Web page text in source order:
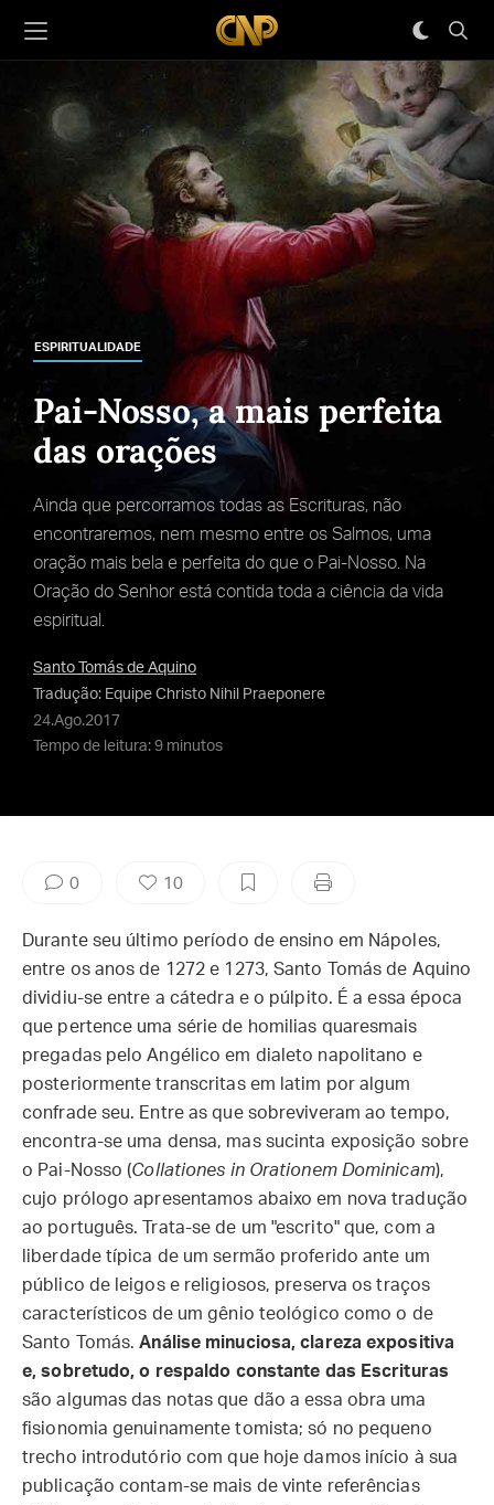
ESPIRITUALIDADE
Pai-Nosso, a mais perfeita
das orações
Ainda que percorramos todas as Escrituras, não
encontraremos, nem mesmo entre os Salmos, uma
oração mais bela e perfeita do que o Pai-Nosso. Na
Oração do Senhor está contida toda a ciência da vida
espiritual.
Santo Tomás de Aquino
Tradução: Equipe Christo Nihil Praeponere
24.Ago.2017
Tempo de leitura: 9 minutos
0 10
Durante seu último período de ensino em Nápoles,
entre os anos de 1272 e 1273, Santo Tomás de Aquino
dividiu-se entre a cátedra e o púlpito. É a essa época
que pertence uma série de homilias quaresmais
pregadas pelo Angélico em dialeto napolitano e
posteriormente transcritas em latim por algum
confrade seu. Entre as que sobreviveram ao tempo,
encontra-se uma densa, mas sucinta exposição sobre
o Pai-Nosso (Collationes in Orationem Dominicam),
cujo prólogo apresentamos abaixo em nova tradução
ao português. Trata-se de um "escrito" que, com a
liberdade típica de um sermão proferido ante um
público de leigos e religiosos, preserva os traços
característicos de um gênio teológico como o de
Santo Tomás.Análise minuciosa, clareza expositiva
e, sobretudo, o respaldo constante das Escrituras
são algumas das notas que dão a essa obra uma
fisionomia genuinamente tomista; só no pequeno
trecho introdutório com que hoje damos início à sua
publicação contam-se mais de vinte referências